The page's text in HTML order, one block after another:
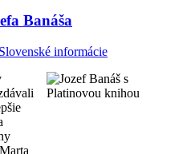
Banáša
Slovenské informácie